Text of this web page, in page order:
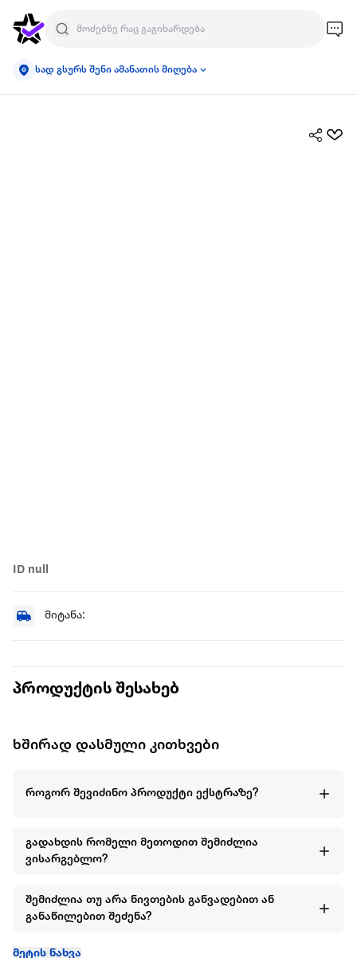
სად გსურს შენი ამანათის მიღება
ID null
მიტანა:
პროდუქტის შესახებ
ხშირად დასმული კითხვები
როგორ შევიძინო პროდუქტი ექსტრაზე?
გადახდის რომელი მეთოდით შემიძლია
ვისარგებლო?
შემიძლია თუ არა ნივთების განვადებით ან
განაწილებით შეძენა?
მეტის ნახვა